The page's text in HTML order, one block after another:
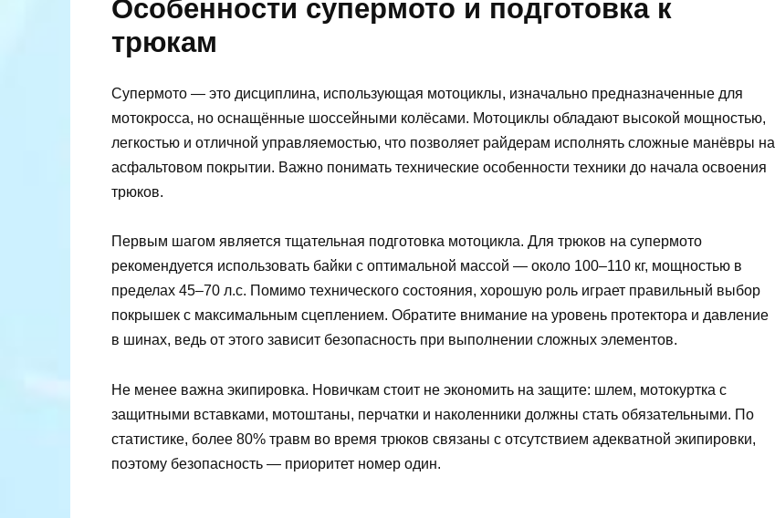
Особенности супермото и подготовка к
трюкам
Супермото — это дисциплина, использующая мотоциклы, изначально предназначенные для
мотокросса, но оснащённые шоссейными колёсами. Мотоциклы обладают высокой мощностью,
легкостью и отличной управляемостью, что позволяет райдерам исполнять сложные манёвры на
асфальтовом покрытии. Важно понимать технические особенности техники до начала освоения
трюков.
Первым шагом является тщательная подготовка мотоцикла. Для трюков на супермото
рекомендуется использовать байки с оптимальной массой — около 100–110 кг, мощностью в
пределах 45–70 л.с. Помимо технического состояния, хорошую роль играет правильный выбор
покрышек с максимальным сцеплением. Обратите внимание на уровень протектора и давление
в шинах, ведь от этого зависит безопасность при выполнении сложных элементов.
Не менее важна экипировка. Новичкам стоит не экономить на защите: шлем, мотокуртка с
защитными вставками, мотоштаны, перчатки и наколенники должны стать обязательными. По
статистике, более 80% травм во время трюков связаны с отсутствием адекватной экипировки,
поэтому безопасность — приоритет номер один.